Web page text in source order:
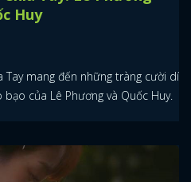
Huy
Tay mang đến những tràng cười dí
của Lê Phương và Quốc Huy.